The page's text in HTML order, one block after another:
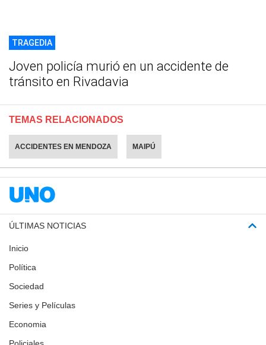
TRAGEDIA
Joven policía murió en un accidente de
tránsito en Rivadavia
TEMAS RELACIONADOS
ACCIDENTES EN MENDOZA MAIPÚ
ÚLTIMAS NOTICIAS
Inicio
Política
Sociedad
Series y Películas
Economia